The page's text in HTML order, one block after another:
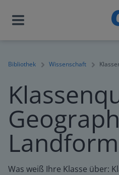
Bibliothek Wissenschaft
Was weiß Ihre Klasse über: